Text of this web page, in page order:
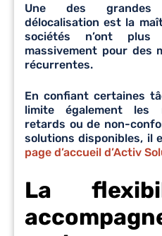
Une des
délocalisation est la
sociétés n’ont
massivement pour des
récurrentes.
En confiant certaines
limite également les
retards ou de non-
solutions disponibles, il
page d’accueil d’Activ
La